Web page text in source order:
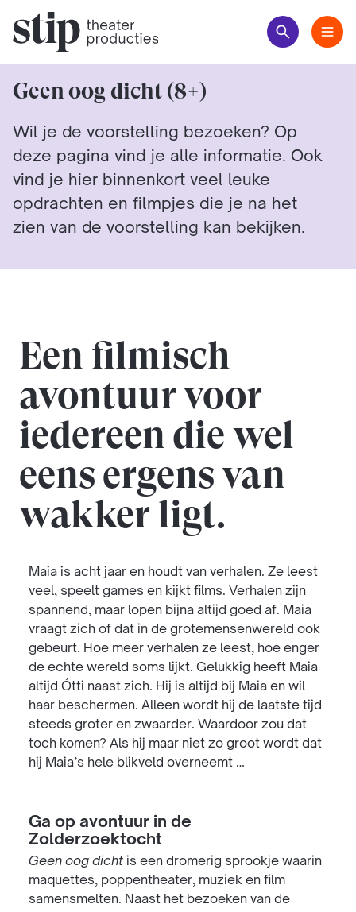
Geen oog dicht (8+)
Wil je de voorstelling bezoeken? Op
deze pagina vind je alle informatie. Ook
vind je hier binnenkort veel leuke
opdrachten en filmpjes die je na het
zien van de voorstelling kan bekijken.
Een filmisch
avontuur voor
iedereen die wel
eens ergens van
wakker ligt.
Maia is acht jaar en houdt van verhalen. Ze leest
veel, speelt games en kijkt films. Verhalen zijn
spannend, maar lopen bijna altijd goed af. Maia
vraagt zich of dat in de grotemensenwereld ook
gebeurt. Hoe meer verhalen ze leest, hoe enger
de echte wereld soms lijkt. Gelukkig heeft Maia
altijd Ótti naast zich. Hij is altijd bij Maia en wil
haar beschermen. Alleen wordt hij de laatste tijd
steeds groter en zwaarder. Waardoor zou dat
toch komen? Als hij maar niet zo groot wordt dat
hij Maia’s hele blikveld overneemt …
Ga op avontuur in de
Zolderzoektocht
Geen oog dicht is een dromerig sprookje waarin
maquettes, poppentheater, muziek en film
samensmelten. Naast het bezoeken van de